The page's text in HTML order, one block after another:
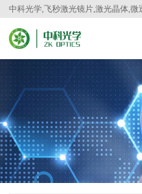
中科光学,飞秒激光镜片,激光晶体,